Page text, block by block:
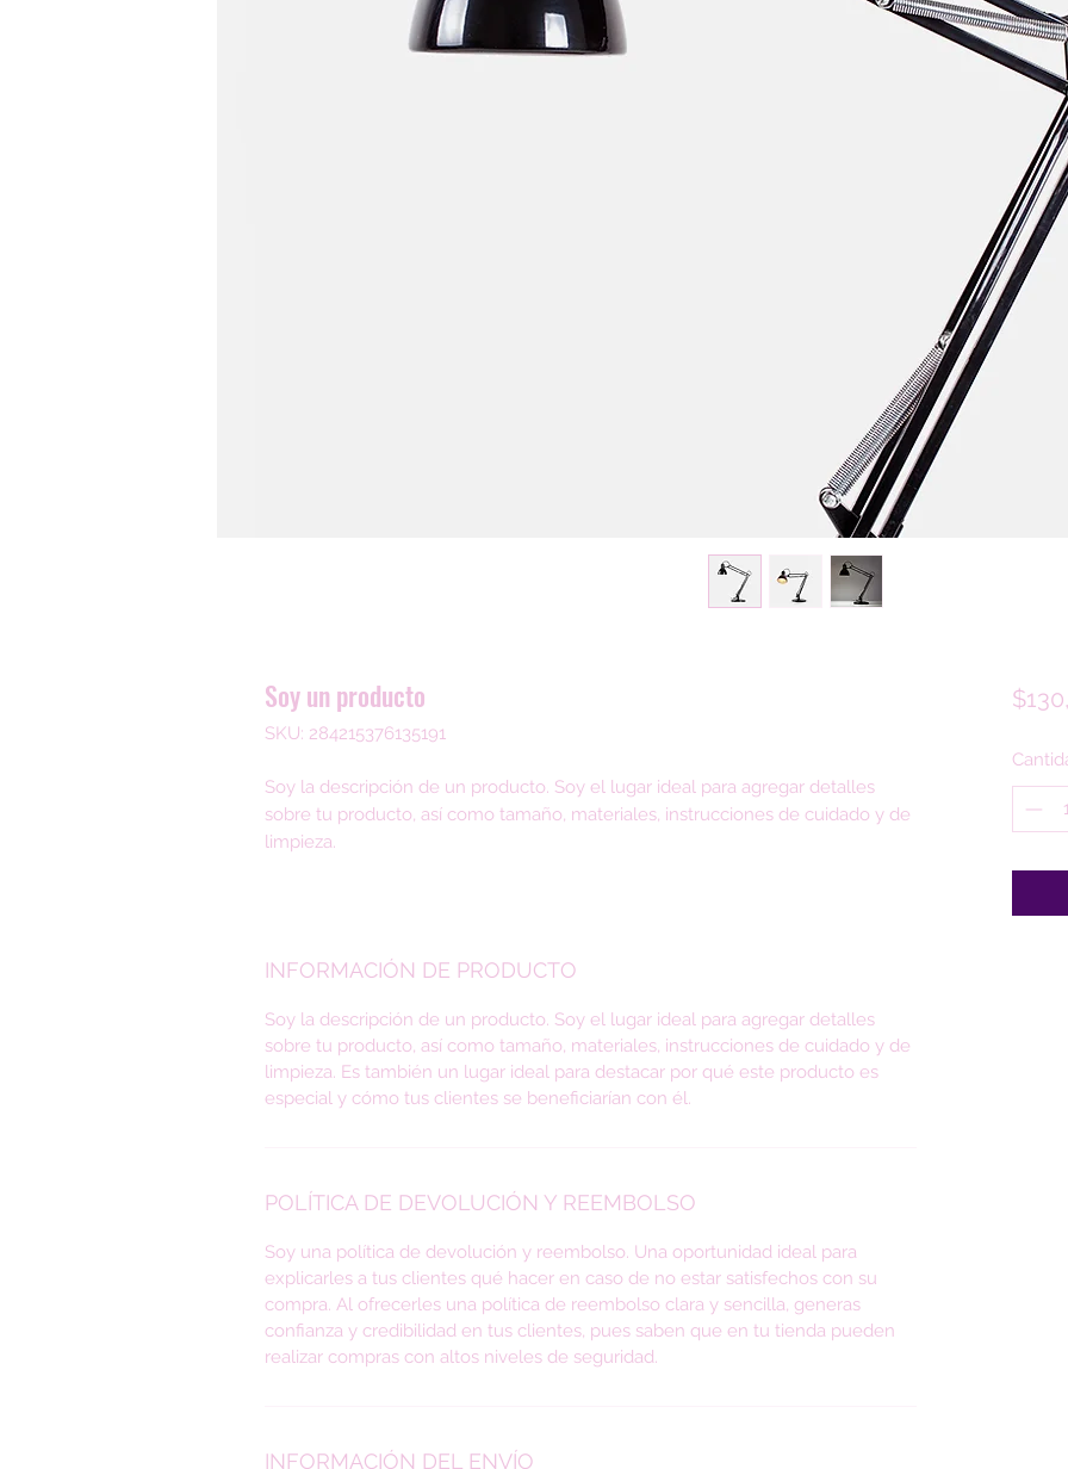
Soy un producto
SKU: 284215376135191
Soy la descripción de un producto. Soy el lugar ideal para agregar detalles
sobre tu producto, así como tamaño, materiales, instrucciones de cuidado y de
limpieza.
INFORMACIÓN DE PRODUCTO
Soy la descripción de un producto. Soy el lugar ideal para agregar detalles
sobre tu producto, así como tamaño, materiales, instrucciones de cuidado y de
limpieza. Es también un lugar ideal para destacar por qué este producto es
especial y cómo tus clientes se beneficiarían con él.
POLÍTICA DE DEVOLUCIÓN Y REEMBOLSO
Soy una política de devolución y reembolso. Una oportunidad ideal para
explicarles a tus clientes qué hacer en caso de no estar satisfechos con su
compra. Al ofrecerles una política de reembolso clara y sencilla, generas
confianza y credibilidad en tus clientes, pues saben que en tu tienda pueden
realizar compras con altos niveles de seguridad.
INFORMACIÓN DEL ENVÍO